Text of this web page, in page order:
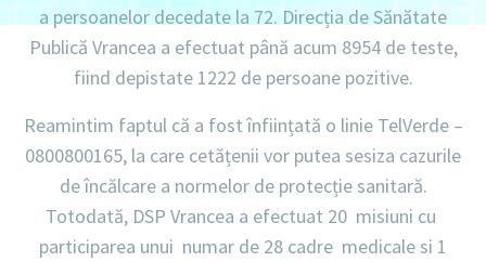
a persoanelor decedate la 72. Direcția de Sănătate
Publică Vrancea a efectuat până acum 8954 de teste,
fiind depistate 1222 de persoane pozitive.
Reamintim faptul că a fost înființată o linie TelVerde –
0800800165, la care cetățenii vor putea sesiza cazurile
de încălcare a normelor de protecție sanitară.
Totodată, DSP Vrancea a efectuat 20 misiuni cu
participarea unui numar de 28 cadre medicale si 1